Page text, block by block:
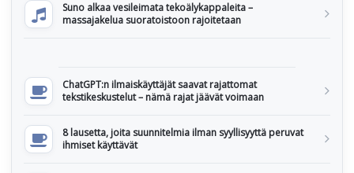
Suno alkaa vesileimata tekoälykappaleita –
massajakelua suoratoistoon rajoitetaan
ChatGPT:n ilmaiskäyttäjät saavat rajattomat
tekstikeskustelut – nämä rajat jäävät voimaan
8 lausetta, joita suunnitelmia ilman syyllisyyttä peruvat
ihmiset käyttävät